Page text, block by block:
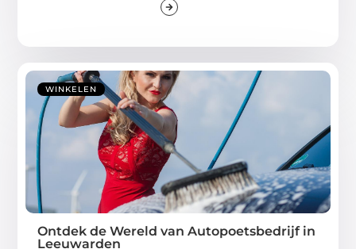
WINKELEN
Ontdek de Wereld van Autopoetsbedrijf in
Leeuwarden